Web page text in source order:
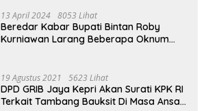
13 April 2024 8053 Lihat
Beredar Kabar Bupati Bintan Roby
Kurniawan Larang Beberapa Oknum
19 Agustus 2021 5623 Lihat
DPD GRIB Jaya Kepri Akan Surati KPK RI
Terkait Tambang Bauksit Di Masa Ansar